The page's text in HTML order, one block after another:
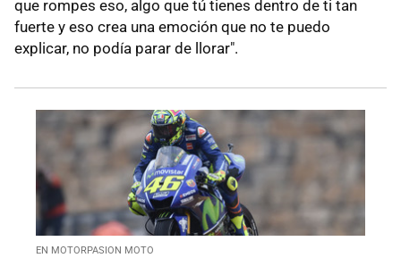
que rompes eso, algo que tú tienes dentro de ti tan
fuerte y eso crea una emoción que no te puedo
explicar, no podía parar de llorar".
EN MOTORPASION MOTO